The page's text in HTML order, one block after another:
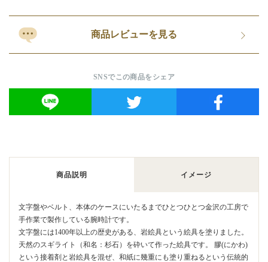
商品レビューを見る
SNSでこの商品をシェア
商品説明 イメージ
文字盤やベルト、本体のケースにいたるまでひとつひとつ金沢の工房で
手作業で製作している腕時計です。
文字盤には1400年以上の歴史がある、岩絵具という絵具を塗りました。
天然のスギライト（和名：杉石）を砕いて作った絵具です。 膠(にかわ)
という接着剤と岩絵具を混ぜ、和紙に幾重にも塗り重ねるという伝統的